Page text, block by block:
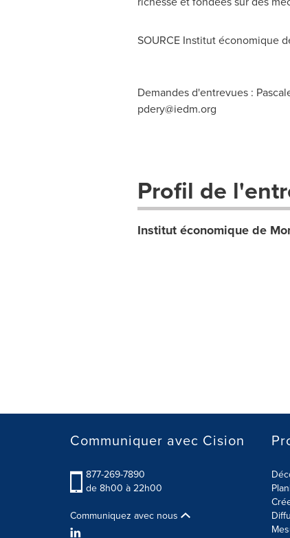
SOURCE Institut économique
Demandes d'entrevues :
pdery@iedm.org
Profil de
Institut économique de
Communiquer avec Cision
877-269-7890
de 8h00 à 22h00
Communiquez avec nous